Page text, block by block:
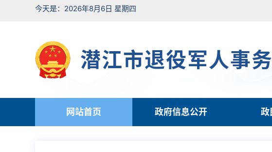
今天是：2026年8月6日 星期四
潜江市退役军人事
网站首页 政府信息公开 政